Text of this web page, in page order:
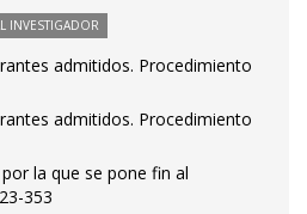
INVESTIGADOR
admitidos. Procedimiento
admitidos. Procedimiento
la que se pone fin al
353